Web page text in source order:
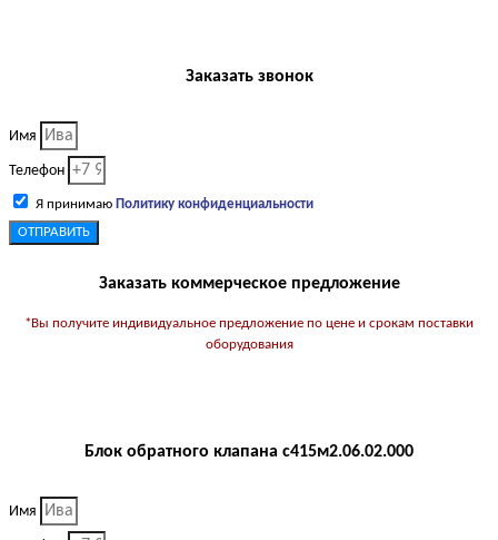
Заказать звонок
Имя
Телефон
Я принимаю Политику конфиденциальности
ОТПРАВИТЬ
Заказать коммерческое предложение
*Вы получите индивидуальное предложение по цене и срокам поставки
оборудования
Блок обратного клапана с415м2.06.02.000
Имя